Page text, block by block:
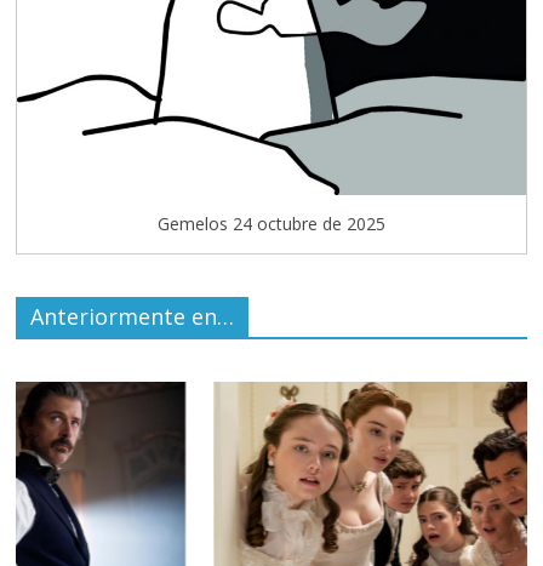
Gemelos 24 octubre de 2025
Anteriormente en…